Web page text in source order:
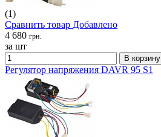
(1)
Сравнить товар Добавлено
4 680 грн.
за шт
В корзину
Регулятор напряжения DAVR 95 S1